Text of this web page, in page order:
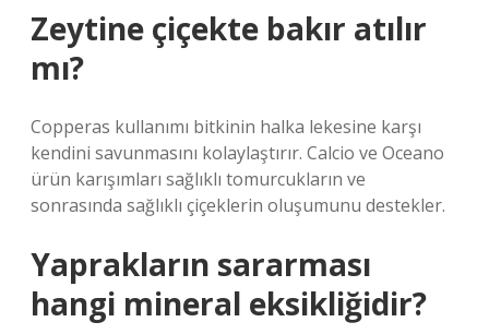
Zeytine çiçekte bakır atılır
mı?
Copperas kullanımı bitkinin halka lekesine karşı
kendini savunmasını kolaylaştırır. Calcio ve Oceano
ürün karışımları sağlıklı tomurcukların ve
sonrasında sağlıklı çiçeklerin oluşumunu destekler.
Yaprakların sararması
hangi mineral eksikliğidir?